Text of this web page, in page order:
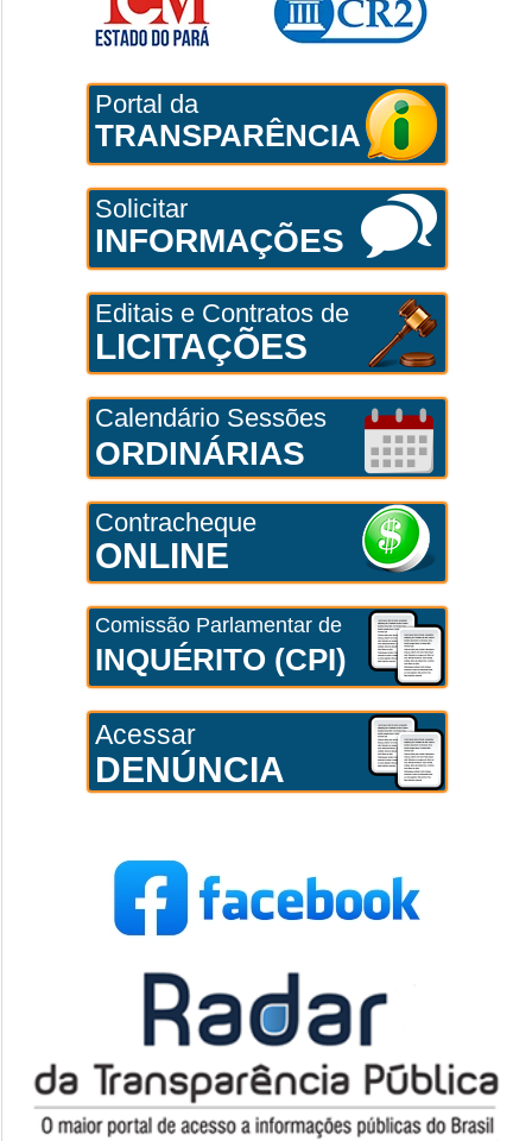
Portal da
TRANSPARÊNCIA
Solicitar
INFORMAÇÕES
Editais e Contratos de
LICITAÇÕES
Calendário Sessões
ORDINÁRIAS
Contracheque
ONLINE
Comissão Parlamentar de
INQUÉRITO (CPI)
Acessar
DENÚNCIA